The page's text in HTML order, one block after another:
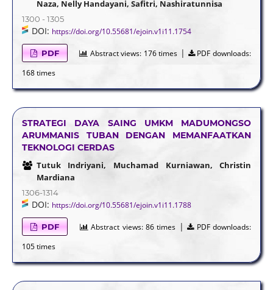
Naza, Nelly Handayani, Safitri, Nashiratunnisa
1300 - 1305
DOI: https://doi.org/10.55681/ejoin.v1i11.1754
PDF Abstract views: 176 times |
PDF downloads:
168 times
STRATEGI DAYA SAING UMKM MADUMONGSO
ARUMMANIS TUBAN DENGAN MEMANFAATKAN
TEKNOLOGI CERDAS
Tutuk Indriyani, Muchamad Kurniawan, Christin
Mardiana
1306-1314
DOI: https://doi.org/10.55681/ejoin.v1i11.1788
PDF Abstract views: 86 times |
PDF downloads:
105 times